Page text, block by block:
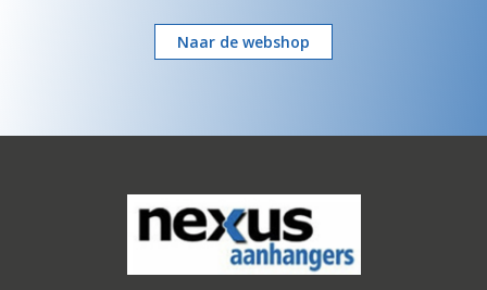
Naar de webshop